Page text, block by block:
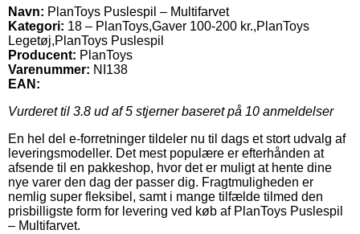
Navn: PlanToys Puslespil – Multifarvet
Kategori: 18 – PlanToys,Gaver 100-200 kr.,PlanToys
Legetøj,PlanToys Puslespil
Producent: PlanToys
Varenummer: NI138
EAN:
Vurderet til 3.8 ud af 5 stjerner baseret på 10 anmeldelser
En hel del e-forretninger tildeler nu til dags et stort udvalg af
leveringsmodeller. Det mest populære er efterhånden at
afsende til en pakkeshop, hvor det er muligt at hente dine
nye varer den dag der passer dig. Fragtmuligheden er
nemlig super fleksibel, samt i mange tilfælde tilmed den
prisbilligste form for levering ved køb af PlanToys Puslespil
– Multifarvet.